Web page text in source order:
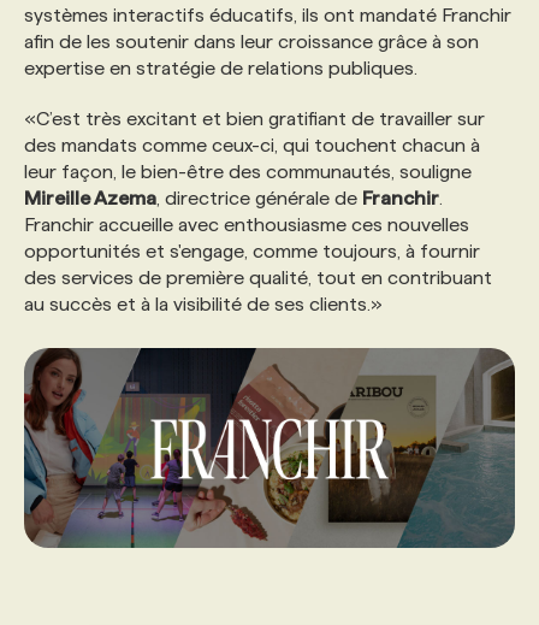
systèmes interactifs éducatifs, ils ont mandaté Franchir
afin de les soutenir dans leur croissance grâce à son
expertise en stratégie de relations publiques.
«C’est très excitant et bien gratifiant de travailler sur
des mandats comme ceux-ci, qui touchent chacun à
leur façon, le bien-être des communautés, souligne
Mireille Azema , directrice générale de Franchir
Franchir accueille avec enthousiasme ces nouvelles
opportunités et s'engage, comme toujours, à fournir
des services de première qualité, tout en contribuant
au succès et à la visibilité de ses clients.»